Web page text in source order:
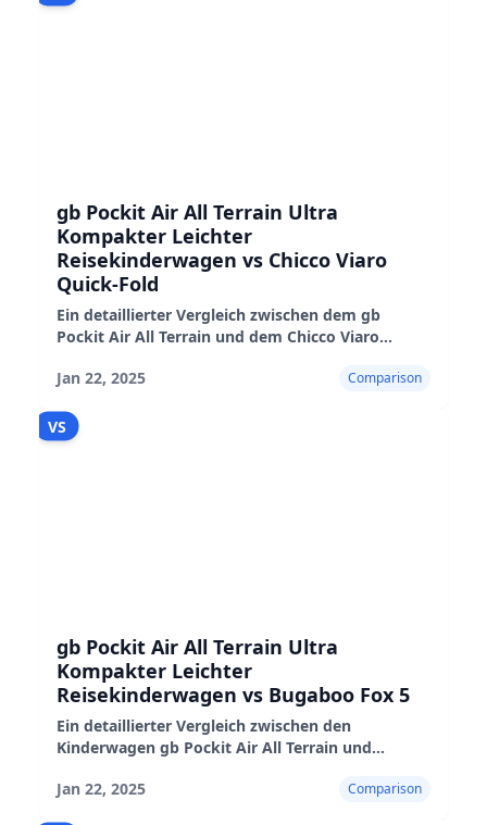
gb Pockit Air All Terrain Ultra
Kompakter Leichter
Reisekinderwagen vs Chicco Viaro
Quick-Fold
Ein detaillierter Vergleich zwischen dem gb
Pockit Air All Terrain und dem Chicco Viaro
Nachteile sowie ihre Leistung in der Praxis
Jan 22, 2025 Comparison
VS
gb Pockit Air All Terrain Ultra
Kompakter Leichter
Reisekinderwagen vs Bugaboo Fox 5
Ein detaillierter Vergleich zwischen den
Kinderwagen gb Pockit Air All Terrain und
Nachteile hervorhebt.
Jan 22, 2025 Comparison